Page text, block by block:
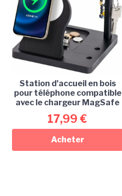
Station d’accueil en bois
pour téléphone compatible
avec le chargeur MagSafe
17,99 €
Acheter